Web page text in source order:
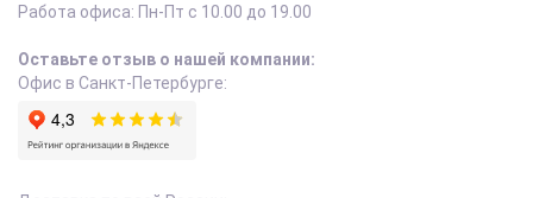
Работа офиса: Пн-Пт с 10.00 до 19.00
Оставьте отзыв о нашей компании:
Офис в Санкт-Петербурге: